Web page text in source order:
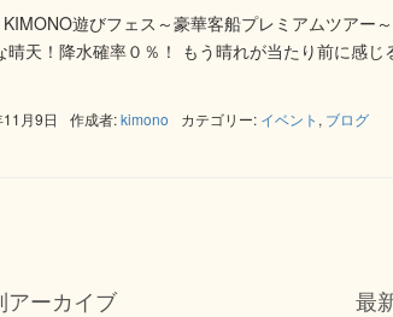
遊びフェス～豪華客船プレミアムツアー
晴天！降水確率０％！ もう晴れが当たり前に感
月9日 作成者:kimono カテゴリー: イベント , ブログ
アーカイブ 最